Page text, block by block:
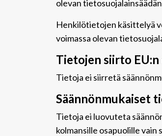
olevan
Henkilötietojen käsittelyä
voimassa olevan
Tietojen siirto
Tietoja ei siirretä
Säännönmukaiset
Tietoja ei luovuteta
kolmansille osapuolille vain